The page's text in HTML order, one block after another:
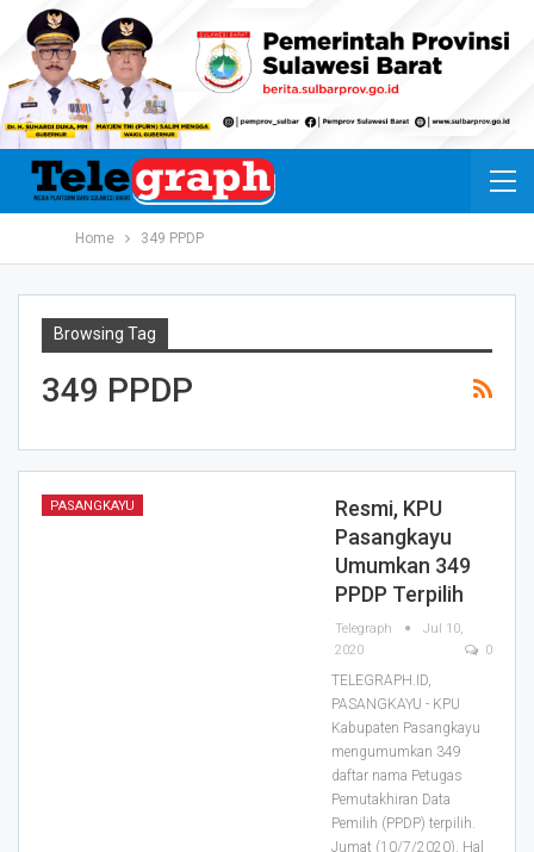
Home 349 PPDP
Browsing Tag
349 PPDP
PASANGKAYU
Resmi, KPU
Pasangkayu
Umumkan 349
PPDP Terpilih
Telegraph
Jul 10,
2020
0
TELEGRAPH.ID,
PASANGKAYU - KPU
Kabupaten Pasangkayu
mengumumkan 349
daftar nama Petugas
Pemutakhiran Data
Pemilih (PPDP) terpilih.
Jumat (10/7/2020). Hal